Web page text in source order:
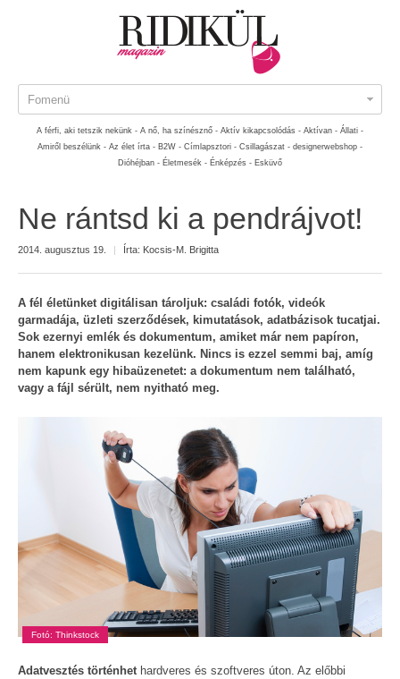
Fomenü
A férfi, aki tetszik nekünk - A nő, ha színésznő - Aktív kikapcsolódás - Aktívan - Állati -
Amiről beszélünk - Az élet írta - B2W - Címlapsztori - Csillagászat - designerwebshop -
Dióhéjban - Életmesék - Énképzés - Esküvő
Ne rántsd ki a pendrájvot!
2014. augusztus 19. | Írta: Kocsis-M. Brigitta
A fél életünket digitálisan tároljuk: családi fotók, videók
garmadája, üzleti szerződések, kimutatások, adatbázisok tucatjai.
Sok ezernyi emlék és dokumentum, amiket már nem papíron,
hanem elektronikusan kezelünk. Nincs is ezzel semmi baj, amíg
nem kapunk egy hibaüzenetet: a dokumentum nem található,
vagy a fájl sérült, nem nyitható meg.
Fotó: Thinkstock
Adatvesztés történhethardveres és szoftveres úton. Az előbbi